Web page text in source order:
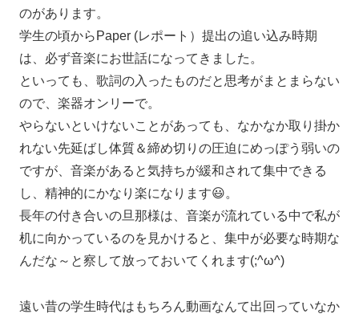
のがあります。
学生の頃からPaper (レポート）提出の追い込み時期
は、必ず音楽にお世話になってきました。
といっても、歌詞の入ったものだと思考がまとまらない
ので、楽器オンリーで。
やらないといけないことがあっても、なかなか取り掛か
れない先延ばし体質＆締め切りの圧迫にめっぽう弱いの
ですが、音楽があると気持ちが緩和されて集中できる
し、精神的にかなり楽になります😃。
長年の付き合いの旦那様は、音楽が流れている中で私が
机に向かっているのを見かけると、集中が必要な時期な
んだな～と察して放っておいてくれます(;^ω^)
遠い昔の学生時代はもちろん動画なんて出回っていなか